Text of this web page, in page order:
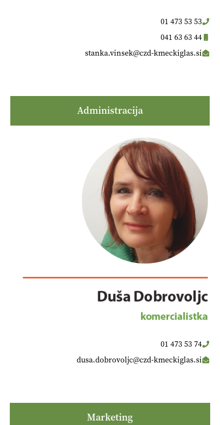
01 473 53 53
041 63 63 44
stanka.vinsek@czd-kmeckiglas.si
Administracija
01 473 53 74
dusa.dobrovoljc@czd-kmeckiglas.si
Marketing